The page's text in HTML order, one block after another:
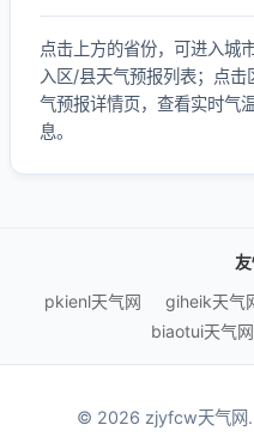
点击上方的省份，可进入城
入区/县天气预报列表；点
气预报详情页，查看实时气
息。
pkienl天气网
giheik天气
biaotui天气网
© 2026 zjyfcw天气网.